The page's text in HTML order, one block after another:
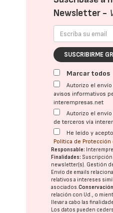
Newsletter -
SUSCRIBIRME
Marcar todos
Autorizo el
avisos informativos
interempresas.net
Autorizo el
de terceros vía
He leído y
Política de Protección
Responsable:
Finalidades: Suscripción
newsletter(s). Gestión
Envío de emails
relativos a intereses
asociados.
relación con Ud., o
llevar a cabo las
Los datos pueden